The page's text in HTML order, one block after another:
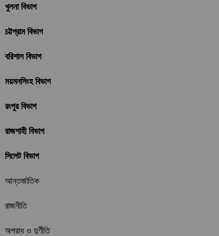
খুলনা বিভাগ
চট্টগ্রাম বিভাগ
বরিশাল বিভাগ
ময়মনসিংহ বিভাগ
রংপুর বিভাগ
রাজশাহী বিভাগ
সিলেট বিভাগ
আন্তর্জাতিক
রাজনীতি
অপরাধ ও দুর্ণীতি